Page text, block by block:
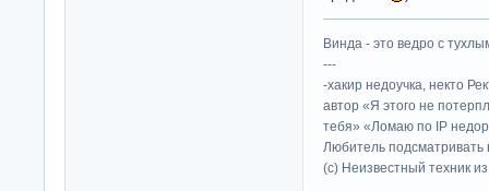
Винда - это ведро с
---
-хакир недоучка, некто
автор «Я этого не
тебя» «Ломаю по IP
Любитель подсматривать
(c) Неизвестный техник